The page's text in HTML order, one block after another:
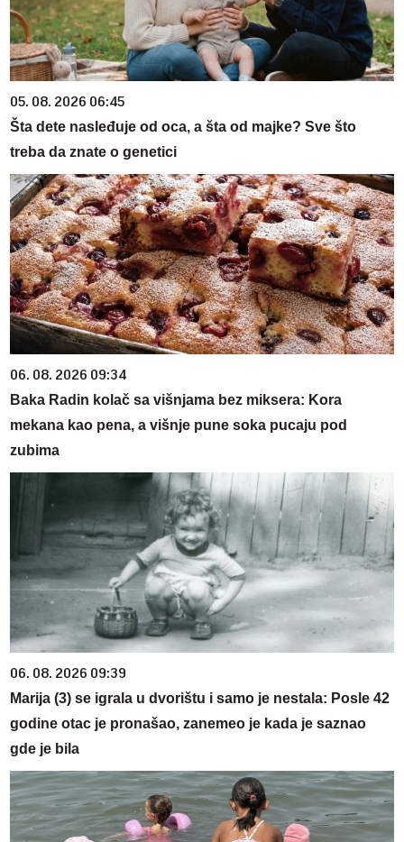
05. 08. 2026 06:45
Šta dete nasleđuje od oca, a šta od majke? Sve što
treba da znate o genetici
06. 08. 2026 09:34
Baka Radin kolač sa višnjama bez miksera: Kora
mekana kao pena, a višnje pune soka pucaju pod
zubima
06. 08. 2026 09:39
Marija (3) se igrala u dvorištu i samo je nestala: Posle 42
godine otac je pronašao, zanemeo je kada je saznao
gde je bila